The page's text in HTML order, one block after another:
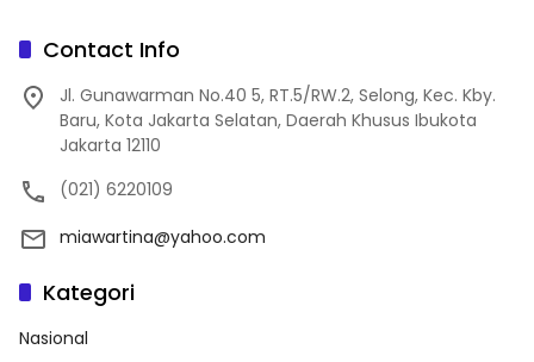
Contact Info
Jl. Gunawarman No.40 5, RT.5/RW.2, Selong, Kec. Kby.
Baru, Kota Jakarta Selatan, Daerah Khusus Ibukota
Jakarta 12110
(021) 6220109
miawartina@yahoo.com
Kategori
Nasional